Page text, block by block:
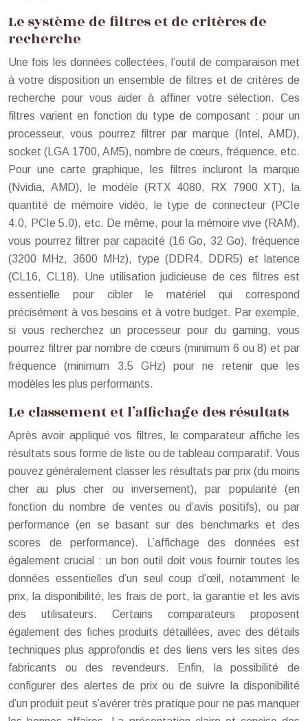
Le système de filtres et de critères de
recherche
Une fois les données collectées, l’outil de comparaison met
à votre disposition un ensemble de filtres et de critères de
recherche pour vous aider à affiner votre sélection. Ces
filtres varient en fonction du type de composant : pour un
processeur, vous pourrez filtrer par marque (Intel, AMD),
socket (LGA 1700, AM5), nombre de cœurs, fréquence, etc.
Pour une carte graphique, les filtres incluront la marque
(Nvidia, AMD), le modèle (RTX 4080, RX 7900 XT), la
quantité de mémoire vidéo, le type de connecteur (PCIe
4.0, PCIe 5.0), etc. De même, pour la mémoire vive (RAM),
vous pourrez filtrer par capacité (16 Go, 32 Go), fréquence
(3200 MHz, 3600 MHz), type (DDR4, DDR5) et latence
(CL16, CL18). Une utilisation judicieuse de ces filtres est
essentielle pour cibler le matériel qui correspond
précisément à vos besoins et à votre budget. Par exemple,
si vous recherchez un processeur pour du gaming, vous
pourrez filtrer par nombre de cœurs (minimum 6 ou 8) et par
fréquence (minimum 3.5 GHz) pour ne retenir que les
modèles les plus performants.
Le classement et l’affichage des résultats
Après avoir appliqué vos filtres, le comparateur affiche les
résultats sous forme de liste ou de tableau comparatif. Vous
pouvez généralement classer les résultats par prix (du moins
cher au plus cher ou inversement), par popularité (en
fonction du nombre de ventes ou d’avis positifs), ou par
performance (en se basant sur des benchmarks et des
scores de performance). L’affichage des données est
également crucial : un bon outil doit vous fournir toutes les
données essentielles d’un seul coup d’œil, notamment le
prix, la disponibilité, les frais de port, la garantie et les avis
des utilisateurs. Certains comparateurs proposent
également des fiches produits détaillées, avec des détails
techniques plus approfondis et des liens vers les sites des
fabricants ou des revendeurs. Enfin, la possibilité de
configurer des alertes de prix ou de suivre la disponibilité
d’un produit peut s’avérer très pratique pour ne pas manquer